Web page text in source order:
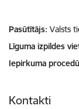
Pasūtītājs Valsts
Līguma izpildes
Iepirkuma
Kontakti